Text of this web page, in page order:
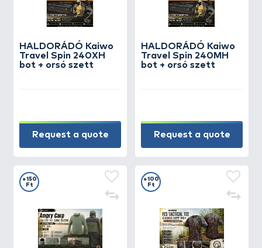
HALDORÁDÓ Kaiwo
Travel Spin 240XH
bot + orsó szett
Request a quote
HALDORÁDÓ Kaiwo
Travel Spin 240MH
bot + orsó szett
Request a quote
+150
Ft
+100
Ft